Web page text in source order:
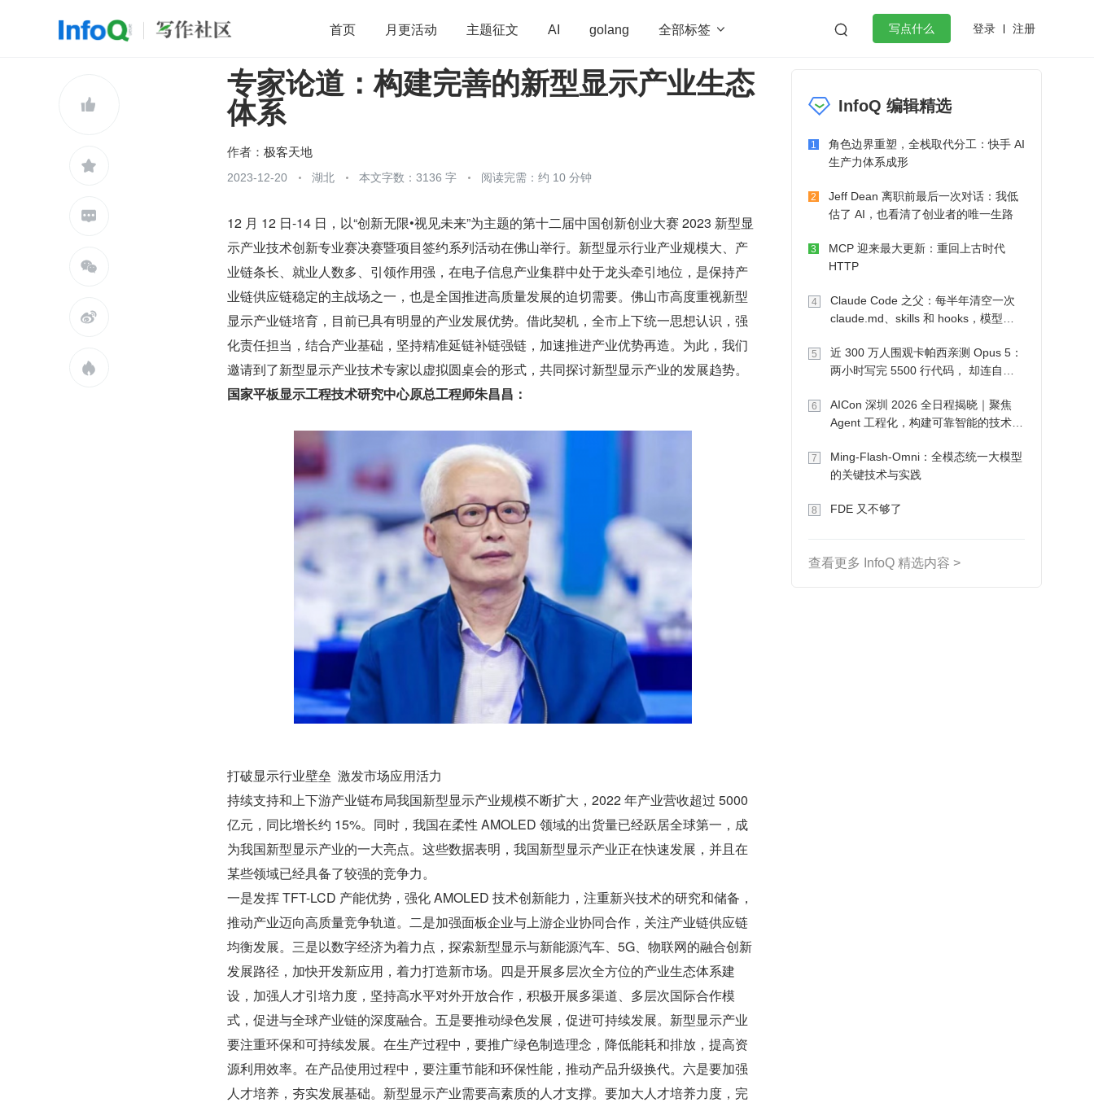
首页 月更活动 主题征文 AI golang 全部标签   写点什么 登录 注册
开源 架构 OpenHarmony 算法 学习方法 Web3.0 高效工作
前端 团队管理 微服务架构 flutter






专家论道：构建完善的新型显示产业生态
体系
作者： 极客天地
2023-12-20 湖北 本文字数：3136 字 阅读完需：约 10 分钟
12 月 12 日-14 日，以“创新无限•视见未来”为主题的第十二届中国创新创业大赛 2023 新型显
示产业技术创新专业赛决赛暨项目签约系列活动在佛山举行。新型显示行业产业规模大、产
业链条长、就业人数多、引领作用强，在电子信息产业集群中处于龙头牵引地位，是保持产
业链供应链稳定的主战场之一，也是全国推进高质量发展的迫切需要。佛山市高度重视新型
显示产业链培育，目前已具有明显的产业发展优势。借此契机，全市上下统一思想认识，强
化责任担当，结合产业基础，坚持精准延链补链强链，加速推进产业优势再造。为此，我们
邀请到了新型显示产业技术专家以虚拟圆桌会的形式，共同探讨新型显示产业的发展趋势。
国家平板显示工程技术研究中心原总工程师朱昌昌：
打破显示行业壁垒  激发市场应用活力
持续支持和上下游产业链布局我国新型显示产业规模不断扩大，2022 年产业营收超过 5000
亿元，同比增长约 15%。同时，我国在柔性 AMOLED 领域的出货量已经跃居全球第一，成
为我国新型显示产业的一大亮点。这些数据表明，我国新型显示产业正在快速发展，并且在
某些领域已经具备了较强的竞争力。
一是发挥 TFT-LCD 产能优势，强化 AMOLED 技术创新能力，注重新兴技术的研究和储备，
推动产业迈向高质量竞争轨道。二是加强面板企业与上游企业协同合作，关注产业链供应链
均衡发展。三是以数字经济为着力点，探索新型显示与新能源汽车、5G、物联网的融合创新
发展路径，加快开发新应用，着力打造新市场。四是开展多层次全方位的产业生态体系建
设，加强人才引培力度，坚持高水平对外开放合作，积极开展多渠道、多层次国际合作模
式，促进与全球产业链的深度融合。五是要推动绿色发展，促进可持续发展。新型显示产业
要注重环保和可持续发展。在生产过程中，要推广绿色制造理念，降低能耗和排放，提高资
源利用效率。在产品使用过程中，要注重节能和环保性能，推动产品升级换代。六是要加强
人才培养，夯实发展基础。新型显示产业需要高素质的人才支撑。要加大人才培养力度，完
InfoQ 编辑精选
1
角色边界重塑，全栈取代分工：快手 AI
生产力体系成形
2
Jeff Dean 离职前最后一次对话：我低
估了 AI，也看清了创业者的唯一生路
3
MCP 迎来最大更新：重回上古时代
HTTP
4
Claude Code 之父：每半年清空一次
claude.md、skills 和 hooks，模型自
5
近 300 万人围观卡帕西亲测 Opus 5：
两小时写完 5500 行代码， 却连自己
6
AICon 深圳 2026 全日程揭晓｜聚焦
Agent 工程化，构建可靠智能的技术路
7
Ming-Flash-Omni：全模态统一大模型
的关键技术与实践
8 FDE 又不够了
查看更多 InfoQ 精选内容 >